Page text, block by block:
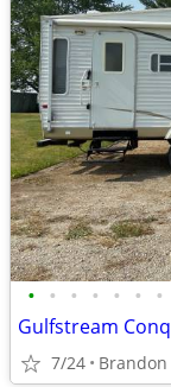
• • • • • • •
Gulfstream
7/24 Brandon